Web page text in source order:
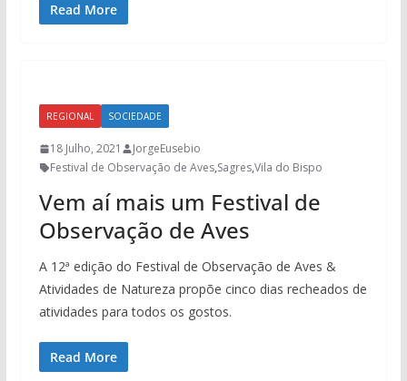
Read More
REGIONAL SOCIEDADE
18 Julho, 2021
JorgeEusebio
Festival de Observação de Aves,Sagres,Vila do Bispo
Vem aí mais um Festival de
Observação de Aves
A 12ª edição do Festival de Observação de Aves &
Atividades de Natureza propõe cinco dias recheados de
atividades para todos os gostos.
Read More